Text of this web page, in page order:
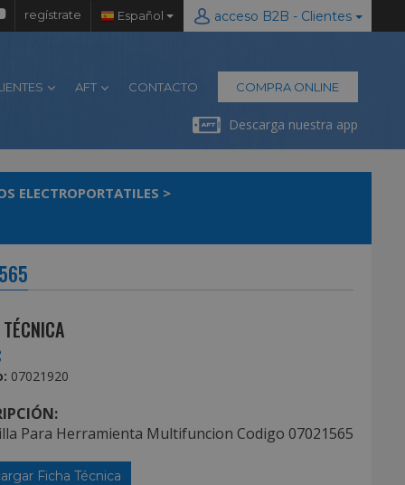
regístrate Español acceso B2B - Clientes
AFT CONTACTO COMPRA ONLINE
Descarga nuestra app
ELECTROPORTATILES >
07021920
Para Herramienta Multifuncion Codigo 07021565
Ficha Técnica